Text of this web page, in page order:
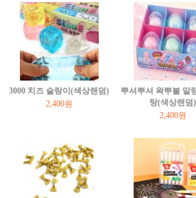
3000 치즈 슬랑이(색상랜덤)
2,400원
뿌셔뿌셔 왁뿌볼 말
탕(색상랜덤)
2,400원